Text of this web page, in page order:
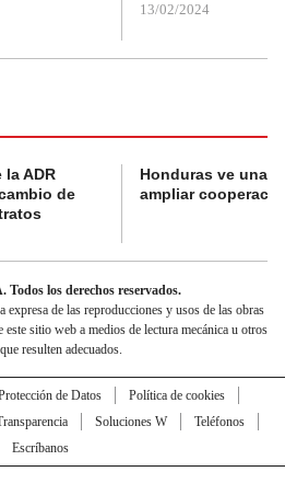
13/02/2024
ADR
de
Honduras ve una
ampliar
los derechos reservados.
de las reproducciones y usos de las obras
este sitio web a medios de lectura mecánica u otros
resulten adecuados.
de Datos
Política de cookies
Soluciones W
Teléfonos
Escríbanos